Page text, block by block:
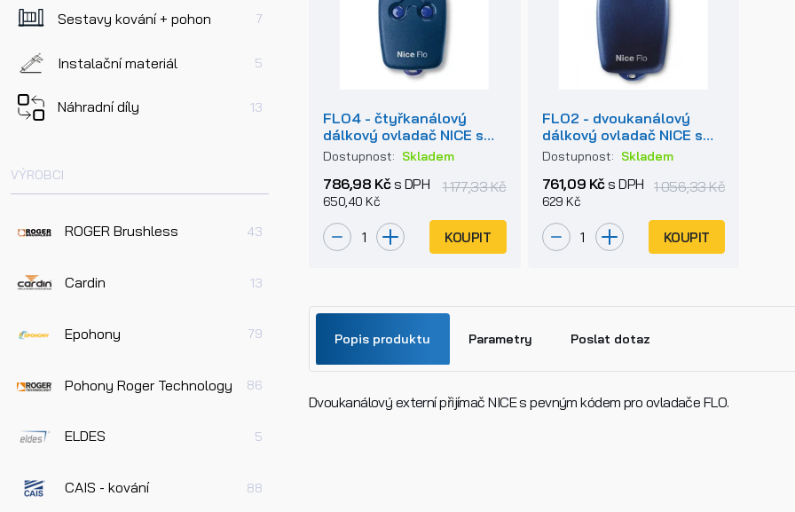
Sestavy kování + pohon 7
Instalační materiál 5
Náhradní díly 13
VÝROBCI
ROGER Brushless 43
Cardin 13
Epohony 79
Pohony Roger Technology 86
ELDES 5
CAIS - kování 88
FLO4 - čtyřkanálový
dálkový ovladač NICE s
pevným kódem
Dostupnost: Skladem
786,98 Kčs DPH
650,40 Kč
1 177,33 Kč
KOUPIT
FLO2 - dvoukanálový
dálkový ovladač NICE s
pevným kódem
Dostupnost: Skladem
761,09 Kčs DPH
629 Kč
1 056,33 Kč
KOUPIT
Popis produktu Parametry Poslat dotaz
Dvoukanálový externí přijímač NICE s pevným kódem pro ovladače FLO.
Jméno